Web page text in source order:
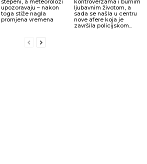
upozoravaju – nakon
toga stiže nagla
promjena vremena
ljubavnim životom, a
sada se našla u centru
nove afere koja je
završila policijskom...